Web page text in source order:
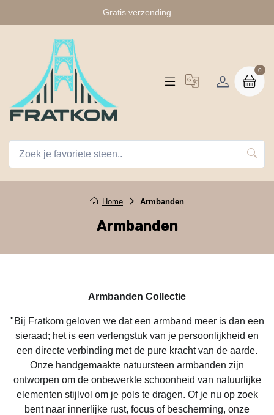
Gratis verzending
0
Home Armbanden
Armbanden
Armbanden Collectie
"Bij Fratkom geloven we dat een armband meer is dan een
sieraad; het is een verlengstuk van je persoonlijkheid en
een directe verbinding met de pure kracht van de aarde.
Onze handgemaakte natuursteen armbanden zijn
ontworpen om de onbewerkte schoonheid van natuurlijke
elementen stijlvol om je pols te dragen. Of je nu op zoek
bent naar innerlijke rust, focus of bescherming, onze